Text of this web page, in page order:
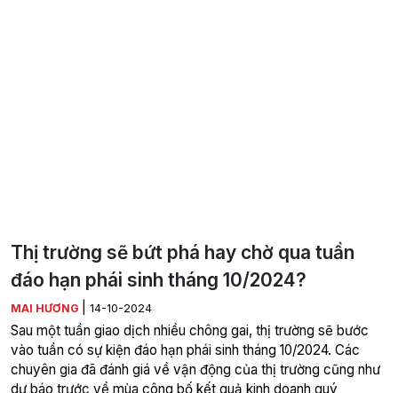
Thị trường sẽ bứt phá hay chờ qua tuần
đáo hạn phái sinh tháng 10/2024?
MAI HƯƠNG 14-10-2024
Sau một tuần giao dịch nhiều chông gai, thị trường sẽ bước
vào tuần có sự kiện đáo hạn phái sinh tháng 10/2024. Các
chuyên gia đã đánh giá về vận động của thị trường cũng như
dự báo trước về mùa công bố kết quả kinh doanh quý